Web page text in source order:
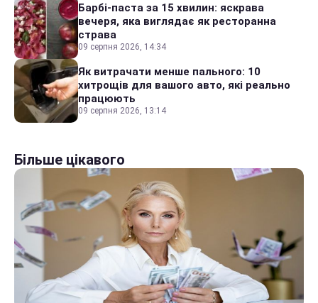
Барбі-паста за 15 хвилин: яскрава
вечеря, яка виглядає як ресторанна
страва
09 серпня 2026, 14:34
Як витрачати менше пального: 10
хитрощів для вашого авто, які реально
працюють
09 серпня 2026, 13:14
Більше цікавого